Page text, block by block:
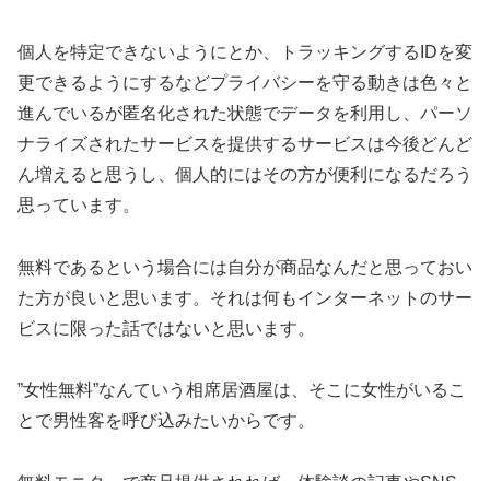
個人を特定できないようにとか、トラッキングするIDを変
更できるようにするなどプライバシーを守る動きは色々と
進んでいるが匿名化された状態でデータを利用し、パーソ
ナライズされたサービスを提供するサービスは今後どんど
ん増えると思うし、個人的にはその方が便利になるだろう
思っています。
無料であるという場合には自分が商品なんだと思っておい
た方が良いと思います。それは何もインターネットのサー
ビスに限った話ではないと思います。
”女性無料”なんていう相席居酒屋は、そこに女性がいるこ
とで男性客を呼び込みたいからです。